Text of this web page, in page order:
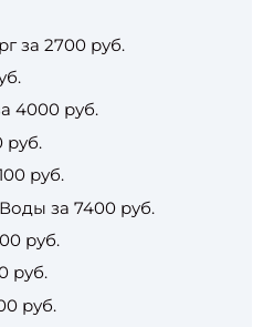
за 2700 руб.
4000 руб.
руб.
руб.
за 7400 руб.
руб.
руб.
руб.